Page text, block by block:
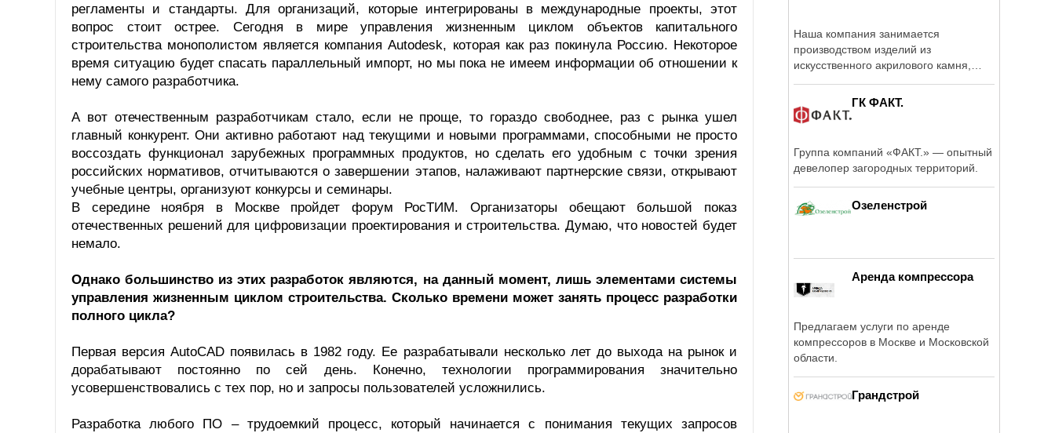
регламенты и стандарты. Для организаций, которые интегрированы в международные проекты, этот
вопрос стоит острее. Сегодня в мире управления жизненным циклом объектов капитального
строительства монополистом является компания Autodesk, которая как раз покинула Россию. Некоторое
время ситуацию будет спасать параллельный импорт, но мы пока не имеем информации об отношении к
нему самого разработчика.
А вот отечественным разработчикам стало, если не проще, то гораздо свободнее, раз с рынка ушел
главный конкурент. Они активно работают над текущими и новыми программами, способными не просто
воссоздать функционал зарубежных программных продуктов, но сделать его удобным с точки зрения
российских нормативов, отчитываются о завершении этапов, налаживают партнерские связи, открывают
учебные центры, организуют конкурсы и семинары.
В середине ноября в Москве пройдет форум РосТИМ. Организаторы обещают большой показ
отечественных решений для цифровизации проектирования и строительства. Думаю, что новостей будет
немало.
Однако большинство из этих разработок являются, на данный момент, лишь элементами системы
управления жизненным циклом строительства. Сколько времени может занять процесс разработки
полного цикла?
Первая версия AutoCAD появилась в 1982 году. Ее разрабатывали несколько лет до выхода на рынок и
дорабатывают постоянно по сей день. Конечно, технологии программирования значительно
усовершенствовались с тех пор, но и запросы пользователей усложнились.
Разработка любого ПО – трудоемкий процесс, который начинается с понимания текущих запросов
Наша компания занимается
производством изделий из
искусственного акрилового камня,
ГК ФАКТ.
Группа компаний «ФАКТ.» — опытный
девелопер загородных территорий.
Озеленстрой
Аренда компрессора
Предлагаем услуги по аренде
компрессоров в Москве и Московской
области.
Грандстрой